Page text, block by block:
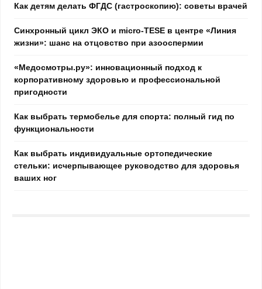
Как детям делать ФГДС (гастроскопию): советы врачей
Синхронный цикл ЭКО и micro-TESE в центре «Линия
жизни»: шанс на отцовство при азооспермии
«Медосмотры.ру»: инновационный подход к
корпоративному здоровью и профессиональной
пригодности
Как выбрать термобелье для спорта: полный гид по
функциональности
Как выбрать индивидуальные ортопедические
стельки: исчерпывающее руководство для здоровья
ваших ног